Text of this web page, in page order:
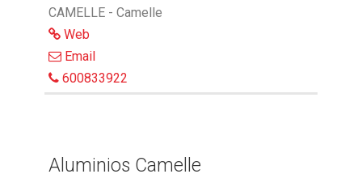
CAMELLE - Camelle
Web
Email
600833922
Aluminios Camelle